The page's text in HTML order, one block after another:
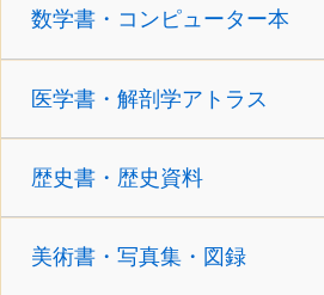
数学書・コンピューター本
医学書・解剖学アトラス
歴史書・歴史資料
美術書・写真集・図録